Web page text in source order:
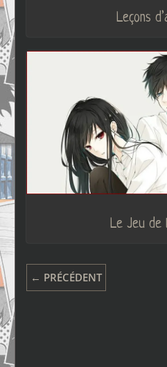
Leçons
Le Jeu de
← PRÉCÉDENT